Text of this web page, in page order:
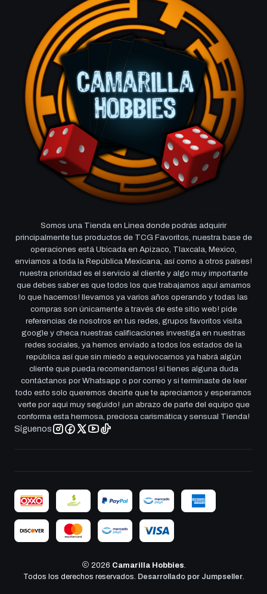
Somos una Tienda en Linea donde podrás adquirir
principalmente tus productos de TCG Favoritos, nuestra base de
operaciones está Ubicada en Apizaco, Tlaxcala, Mexico,
enviamos a toda la República Mexicana, así como a otros países!
nuestra prioridad es el servicio al cliente y algo muy importante
que debes saber es que todos los que trabajamos aquí amamos
lo que hacemos! llevamos ya varios años operando y todas las
compras son únicamente a través de este sitio web! pide
referencias de nosotros en tus redes, grupos favoritos visita
google y checa nuestras calificaciones investiga en nuestras
redes sociales, ya hemos enviado a todos los estados de la
república así que sin miedo a equivocarnos ya habrá algún
cliente que pueda recomendarnos! si tienes alguna duda
contáctanos por Whatsapp o por correo y si terminaste de leer
todo esto solo queremos decirte que te apreciamos y esperamos
verte por aqui muy seguido! ¡un abrazo de parte del equipo que
conforma esta hermosa, preciosa carismática y sensual Tienda!
Síguenos
2026 Camarilla Hobbies.
Todos los derechos reservados. Desarrollado por Jumpseller.